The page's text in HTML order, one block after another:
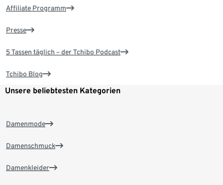
Affiliate Programm
Presse
5 Tassen täglich – der Tchibo Podcast
Tchibo Blog
Unsere beliebtesten Kategorien
Damenmode
Damenschmuck
Damenkleider